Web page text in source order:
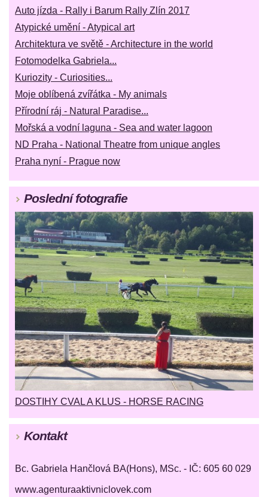
Auto jízda - Rally i Barum Rally Zlín 2017
Atypické umění - Atypical art
Architektura ve světě - Architecture in the world
Fotomodelka Gabriela...
Kuriozity - Curiosities...
Moje oblíbená zvířátka - My animals
Přírodní ráj - Natural Paradise...
Mořská a vodní laguna - Sea and water lagoon
ND Praha - National Theatre from unique angles
Praha nyní - Prague now
Poslední fotografie
DOSTIHY CVAL A KLUS - HORSE RACING
Kontakt
Bc. Gabriela Hančlová BA(Hons), MSc. - IČ: 605 60 029
www.agenturaaktivniclovek.com